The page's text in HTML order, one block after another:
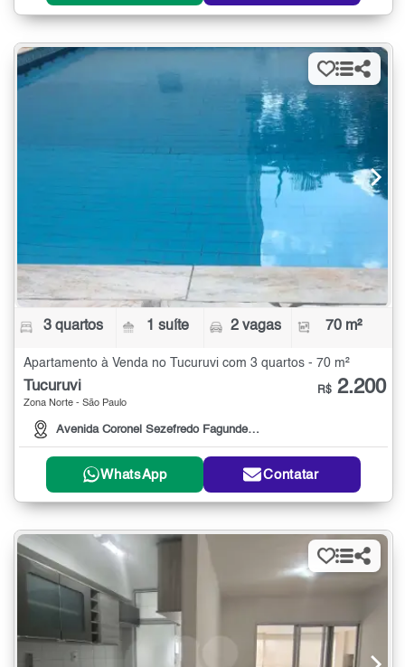
3 quartos 1 suíte 2 vagas 70 m²
Apartamento à Venda no Tucuruvi com 3 quartos - 70 m²
Tucuruvi
Zona Norte - São Paulo
Avenida Coronel Sezefredo Fagundes, 1472
R$ 2.200
WhatsApp Contatar